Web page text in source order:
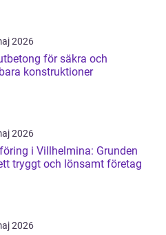
2026
för säkra och
konstruktioner
2026
i Villhelmina: Grunden
tryggt och lönsamt företag
2026